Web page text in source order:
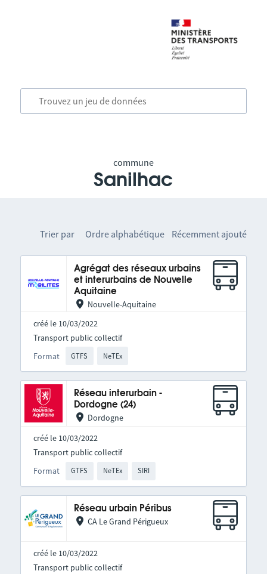
commune
Sanilhac
Trier par Ordre alphabétique Récemment ajouté
Agrégat des réseaux urbains
et interurbains de Nouvelle
Aquitaine
Nouvelle-Aquitaine
créé le 10/03/2022
Format GTFS NeTEx
Transport public collectif
Réseau interurbain -
Dordogne (24)
Dordogne
créé le 10/03/2022
Format GTFS NeTEx SIRI
Transport public collectif
Réseau urbain Péribus
CA Le Grand Périgueux
créé le 10/03/2022
Transport public collectif